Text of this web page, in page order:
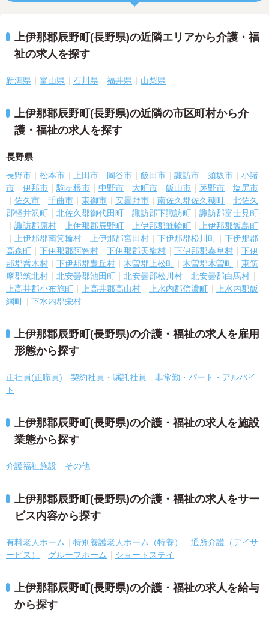
上伊那郡辰野町(長野県)の近隣エリアから介護・福
祉の求人を探す
新潟県 富山県 石川県 福井県 山梨県
上伊那郡辰野町(長野県)の近隣の市区町村から介
護・福祉の求人を探す
長野県
長野市 松本市 上田市 岡谷市 飯田市 諏訪市 須坂市
小諸
市
伊那市 駒ヶ根市 中野市 大町市 飯山市 茅野市
塩尻市
佐久市
千曲市 東御市 安曇野市 南佐久郡佐久穂町
北佐久
郡軽井沢町
北佐久郡御代田町 諏訪郡下諏訪町
諏訪郡富士見町
諏訪郡原村
上伊那郡辰野町 上伊那郡箕輪町
上伊那郡飯島町
上伊那郡南箕輪村
上伊那郡宮田村 下伊那郡松川町
下伊那郡
高森町
下伊那郡阿智村 下伊那郡天龍村 下伊那郡泰阜村
下伊
那郡喬木村
下伊那郡豊丘村 木曽郡上松町 木曽郡木曽町
東筑
摩郡筑北村
北安曇郡池田町 北安曇郡松川村
北安曇郡白馬村
上高井郡小布施町
上高井郡高山村 上水内郡信濃町
上水内郡飯
綱町
下水内郡栄村
上伊那郡辰野町(長野県)の介護・福祉の求人を雇用
形態から探す
正社員(正職員) 契約社員・嘱託社員
非常勤・パート・アルバイ
ト
上伊那郡辰野町(長野県)の介護・福祉の求人を施設
業態から探す
介護福祉施設 その他
上伊那郡辰野町(長野県)の介護・福祉の求人をサー
ビス内容から探す
有料老人ホーム 特別養護老人ホーム（特養）
通所介護（デイサ
ービス）
グループホーム ショートステイ
上伊那郡辰野町(長野県)の介護・福祉の求人を給与
から探す